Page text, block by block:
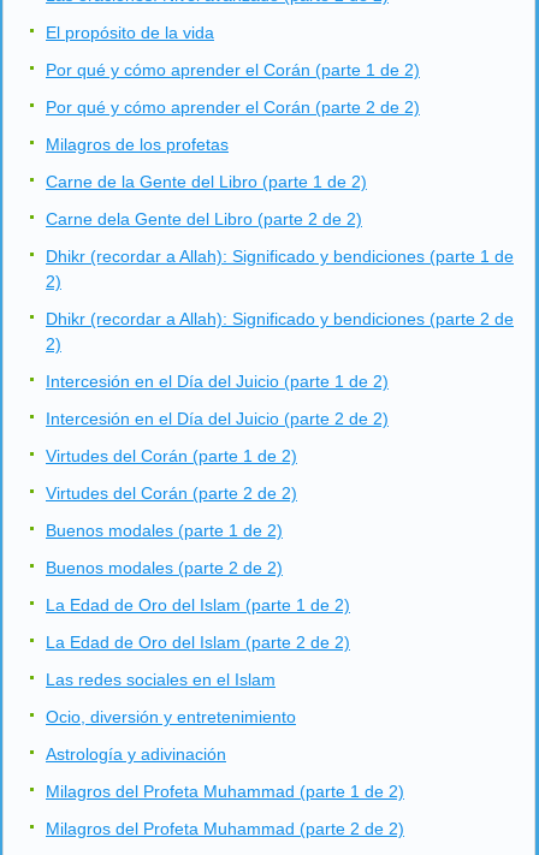
El propósito de la vida
Por qué y cómo aprender el Corán (parte 1 de 2)
Por qué y cómo aprender el Corán (parte 2 de 2)
Milagros de los profetas
Carne de la Gente del Libro (parte 1 de 2)
Carne dela Gente del Libro (parte 2 de 2)
Dhikr (recordar a Allah): Significado y bendiciones (parte 1 de
2)
Dhikr (recordar a Allah): Significado y bendiciones (parte 2 de
2)
Intercesión en el Día del Juicio (parte 1 de 2)
Intercesión en el Día del Juicio (parte 2 de 2)
Virtudes del Corán (parte 1 de 2)
Virtudes del Corán (parte 2 de 2)
Buenos modales (parte 1 de 2)
Buenos modales (parte 2 de 2)
La Edad de Oro del Islam (parte 1 de 2)
La Edad de Oro del Islam (parte 2 de 2)
Las redes sociales en el Islam
Ocio, diversión y entretenimiento
Astrología y adivinación
Milagros del Profeta Muhammad (parte 1 de 2)
Milagros del Profeta Muhammad (parte 2 de 2)